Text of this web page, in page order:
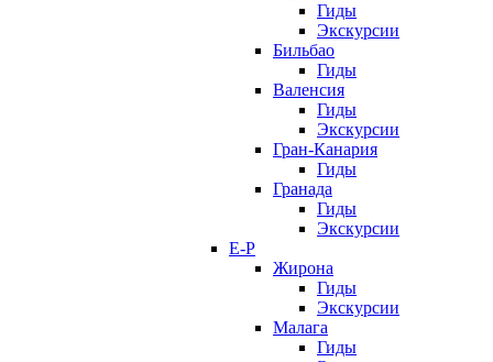
Гиды
Экскурсии
Бильбао
Гиды
Валенсия
Гиды
Экскурсии
Гран-Канария
Гиды
Гранада
Гиды
Экскурсии
Е-Р
Жирона
Гиды
Экскурсии
Малага
Гиды